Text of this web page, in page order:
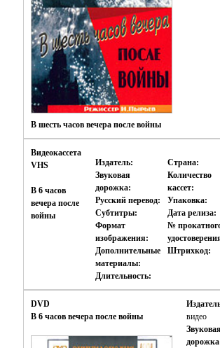
В шесть часов вечера после войны
Видеокассета
VHS
В 6 часов
вечера после
войны
Издатель:
Звуковая
дорожка:
Русский перевод:
Субтитры:
Формат
изображения:
Дополнительные
материалы:
Длительность:
Страна:
Количество
кассет:
Упаковка:
Дата релиза:
№
Штрихкод:
DVD
В 6 часов вечера после войны
видео